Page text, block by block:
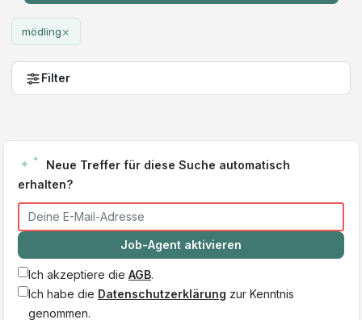
mödling×
Filter
Neue Treffer für diese Suche automatisch
erhalten?
Job-Agent aktivieren
Ich akzeptiere die AGB.
Ich habe die Datenschutzerklärung zur Kenntnis
genommen.